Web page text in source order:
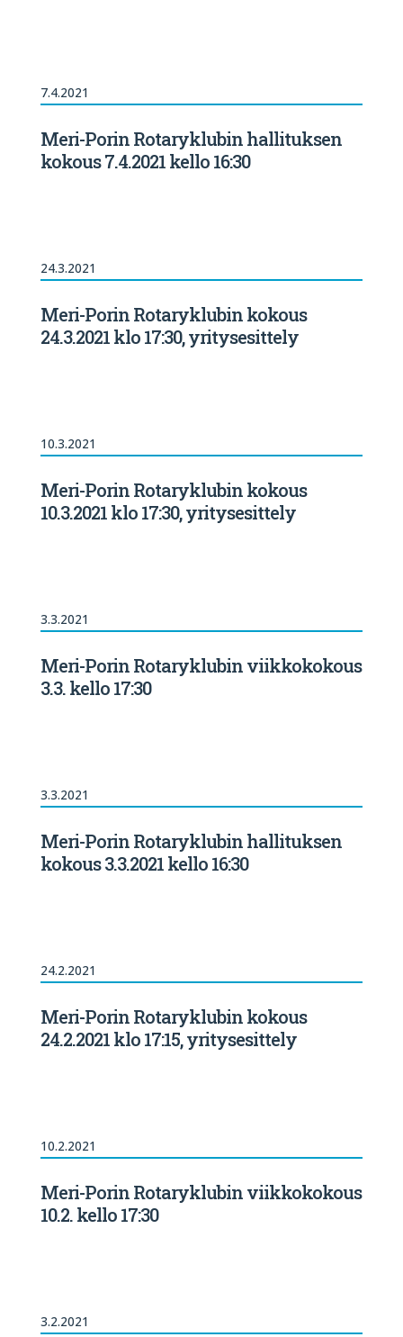
7.4.2021
Meri-Porin Rotaryklubin hallituksen
kokous 7.4.2021 kello 16:30
24.3.2021
Meri-Porin Rotaryklubin kokous
24.3.2021 klo 17:30, yritysesittely
10.3.2021
Meri-Porin Rotaryklubin kokous
10.3.2021 klo 17:30, yritysesittely
3.3.2021
Meri-Porin Rotaryklubin viikkokokous
3.3. kello 17:30
3.3.2021
Meri-Porin Rotaryklubin hallituksen
kokous 3.3.2021 kello 16:30
24.2.2021
Meri-Porin Rotaryklubin kokous
24.2.2021 klo 17:15, yritysesittely
10.2.2021
Meri-Porin Rotaryklubin viikkokokous
10.2. kello 17:30
3.2.2021